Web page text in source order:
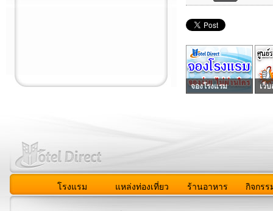
จองโรงแรม เว็
โรงแรม แหล่งท่องเที่ยว ร้านอาหาร กิจกรร